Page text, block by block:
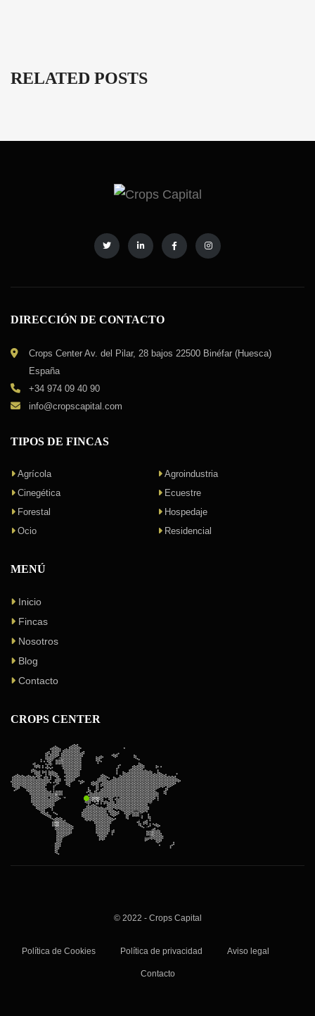
RELATED POSTS
DIRECCIÓN DE CONTACTO
Crops Center Av. del Pilar, 28 bajos 22500 Binéfar (Huesca)
España
+34 974 09 40 90
info@cropscapital.com
TIPOS DE FINCAS
Agrícola
Agroindustria
Cinegética
Ecuestre
Forestal
Hospedaje
Ocio
Residencial
MENÚ
Inicio
Fincas
Nosotros
Blog
Contacto
CROPS CENTER
© 2022 - Crops Capital
Política de Cookies Política de privacidad Aviso legal
Contacto